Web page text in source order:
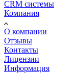
CRM системы
Компания
О компании
Отзывы
Контакты
Лицензии
Информация